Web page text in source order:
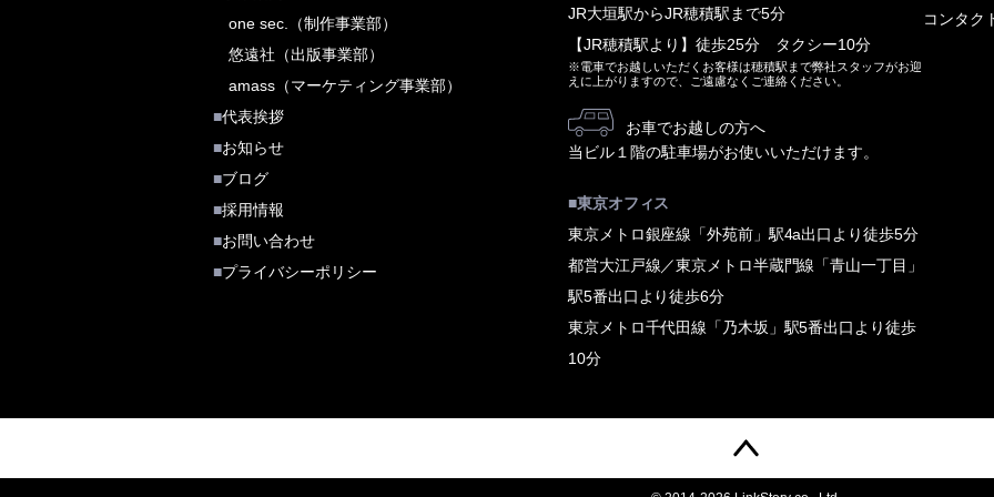
one sec.
（制作事業部）
悠遠社 （出版事業部）
amass （マーケティング事業部）
■代表挨拶
■お知らせ
■ブログ
■採用情報
■お問い合わせ
■プライバシーポリシー
JR大垣駅からJR穂積駅まで5分
【JR穂積駅より】徒歩25分 タクシー10分
※電車でお越しいただくお客様は穂積駅まで弊社スタッフがお迎
えに上がりますので、ご遠慮なくご連絡ください。
お車でお越しの方へ
当ビル１階の駐車場がお使いいただけます。
■東京オフィス
東京メトロ銀座線「外苑前」駅4a出口より徒歩5分
都営大江戸線／東京メトロ半蔵門線「青山一丁目」
駅5番出口より徒歩6分
東京メトロ千代田線「乃木坂」駅5番出口より徒歩
10分
コンタク